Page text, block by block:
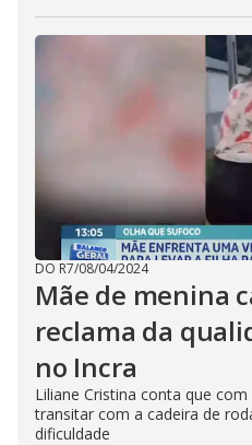
DO R7/08/04/2024
Mãe de menina
reclama da
no Incra
Liliane Cristina conta que
transitar com a cadeira de
dificuldade